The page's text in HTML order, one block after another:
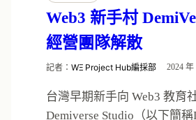
Web3 新手村
經營團隊解散
記者： WΞ Project Hub編採部 2024 年
台灣早期新手向 Web3 教育
Demiverse Studio（以下簡